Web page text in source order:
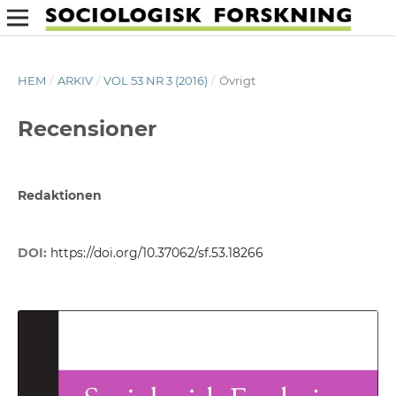
HEM / ARKIV / VOL 53 NR 3 (2016) / Övrigt
Recensioner
Redaktionen
DOI: https://doi.org/10.37062/sf.53.18266